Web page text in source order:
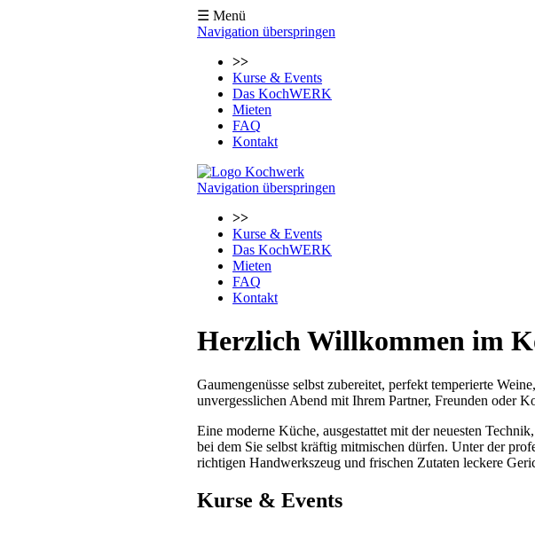
☰ Menü
Navigation überspringen
>>
Kurse & Events
Das KochWERK
Mieten
FAQ
Kontakt
Navigation überspringen
>>
Kurse & Events
Das KochWERK
Mieten
FAQ
Kontakt
Herzlich Willkommen im
Gaumengenüsse selbst zubereitet, perfekt temperierte
unvergesslichen Abend mit Ihrem Partner, Freunden oder
Eine moderne Küche, ausgestattet mit der neuesten
bei dem Sie selbst kräftig mitmischen dürfen. Unter der
richtigen Handwerkszeug und frischen Zutaten leckere
Kurse & Events